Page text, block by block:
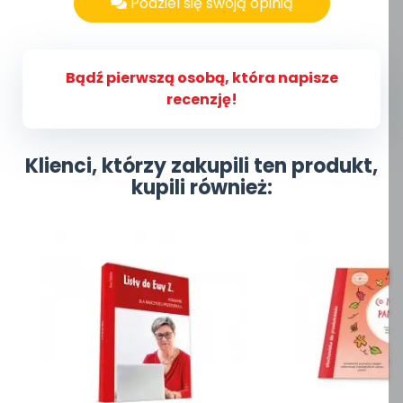
Bądź pierwszą osobą, która napisze
recenzję!
Klienci, którzy zakupili ten produkt,
kupili również: